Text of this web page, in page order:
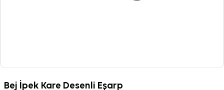
Bej İpek Kare Desenli Eşarp